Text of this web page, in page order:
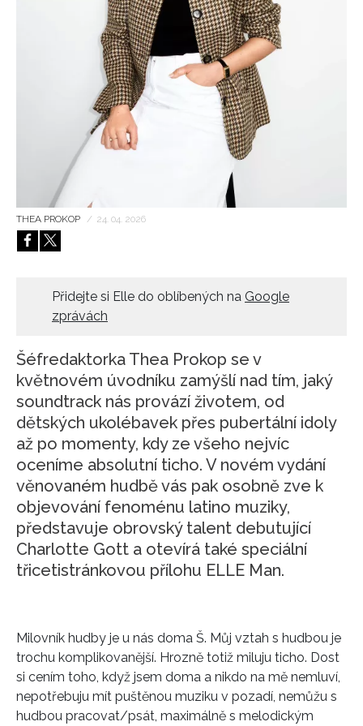
THEA PROKOP / 24. 04. 2026
Přidejte si Elle do oblíbených na Google
zprávách
Šéfredaktorka Thea Prokop se v
květnovém úvodníku zamýšlí nad tím, jaký
soundtrack nás provází životem, od
dětských ukolébavek přes pubertální idoly
až po momenty, kdy ze všeho nejvíc
oceníme absolutní ticho. V novém vydání
věnovaném hudbě vás pak osobně zve k
objevování fenoménu latino muziky,
představuje obrovský talent debutující
Charlotte Gott a otevírá také speciální
třicetistránkovou přílohu ELLE Man.
Milovník hudby je u nás doma Š. Můj vztah s hudbou je
trochu komplikovanější. Hrozně totiž miluju ticho. Dost
si cením toho, když jsem doma a nikdo na mě nemluví,
nepotřebuju mít puštěnou muziku v pozadí, nemůžu s
hudbou pracovat/psát, maximálně s melodickým